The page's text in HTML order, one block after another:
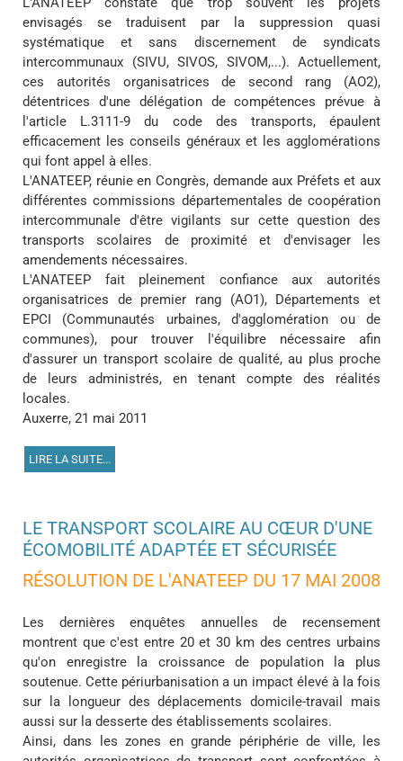
envisagés se traduisent par la suppression quasi
systématique et sans discernement de syndicats
intercommunaux (SIVU, SIVOS, SIVOM,...). Actuellement,
ces autorités organisatrices de second rang (AO2),
détentrices d'une délégation de compétences prévue à
l'article L.3111-9 du code des transports, épaulent
efficacement les conseils généraux et les agglomérations
qui font appel à elles.
L'ANATEEP, réunie en Congrès, demande aux Préfets et aux
différentes commissions départementales de coopération
intercommunale d'être vigilants sur cette question des
transports scolaires de proximité et d'envisager les
amendements nécessaires.
L'ANATEEP fait pleinement confiance aux autorités
organisatrices de premier rang (AO1), Départements et
EPCI (Communautés urbaines, d'agglomération ou de
communes), pour trouver l'équilibre nécessaire afin
d'assurer un transport scolaire de qualité, au plus proche
de leurs administrés, en tenant compte des réalités
locales.
Auxerre, 21 mai 2011
LIRE LA SUITE...
LE TRANSPORT SCOLAIRE AU CŒUR D'UNE
ÉCOMOBILITÉ ADAPTÉE ET SÉCURISÉE
RÉSOLUTION DE L'ANATEEP DU 17 MAI 2008
Les dernières enquêtes annuelles de recensement
montrent que c'est entre 20 et 30 km des centres urbains
qu'on enregistre la croissance de population la plus
soutenue. Cette périurbanisation a un impact élevé à la fois
sur la longueur des déplacements domicile-travail mais
aussi sur la desserte des établissements scolaires.
Ainsi, dans les zones en grande périphérie de ville, les